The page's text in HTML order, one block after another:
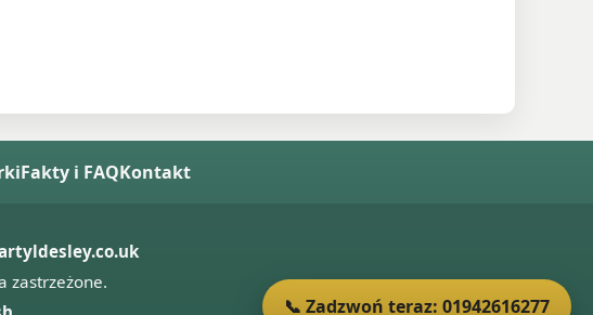
Fakty i FAQKontakt
zastrzeżone.
📞 Zadzwoń teraz: 01942616277